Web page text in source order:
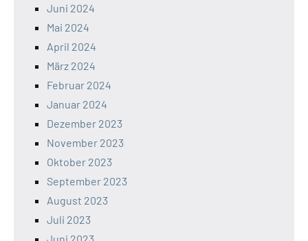
Juni 2024
Mai 2024
April 2024
März 2024
Februar 2024
Januar 2024
Dezember 2023
November 2023
Oktober 2023
September 2023
August 2023
Juli 2023